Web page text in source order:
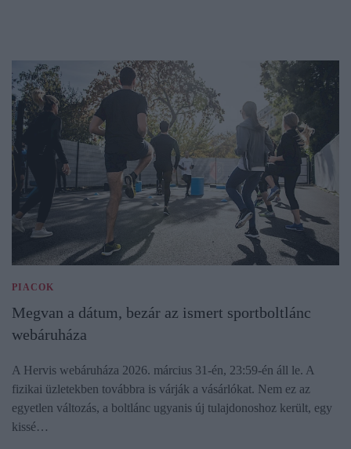
PIACOK
Megvan a dátum, bezár az ismert sportboltlánc
webáruháza
A Hervis webáruháza 2026. március 31-én, 23:59-én áll le. A
fizikai üzletekben továbbra is várják a vásárlókat. Nem ez az
egyetlen változás, a boltlánc ugyanis új tulajdonoshoz került, egy
kissé…